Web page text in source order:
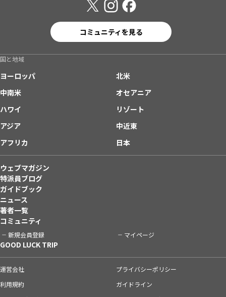
コミュニティを見る
国と地域
ヨーロッパ
北米
中南米
オセアニア
ハワイ
リゾート
アジア
中近東
アフリカ
日本
ウェブマガジン
特派員ブログ
ガイドブック
ニュース
著者一覧
コミュニティ
新規会員登録 マイページ
GOOD LUCK TRIP
運営会社
プライバシーポリシー
利用規約
ガイドライン